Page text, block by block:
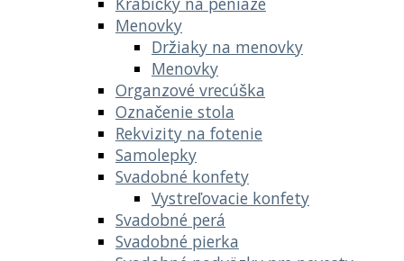
Menovky
Držiaky na menovky
Menovky
Organzové vrecúška
Označenie stola
Rekvizity na fotenie
Samolepky
Svadobné konfety
Vystreľovacie konfety
Svadobné perá
Svadobné pierka